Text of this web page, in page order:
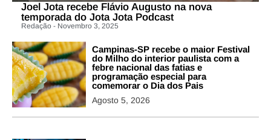
Joel Jota recebe Flávio Augusto na nova
temporada do Jota Jota Podcast
Redação - Novembro 3, 2025
Campinas-SP recebe o maior Festival
do Milho do interior paulista com a
febre nacional das fatias e
programação especial para
comemorar o Dia dos Pais
Agosto 5, 2026